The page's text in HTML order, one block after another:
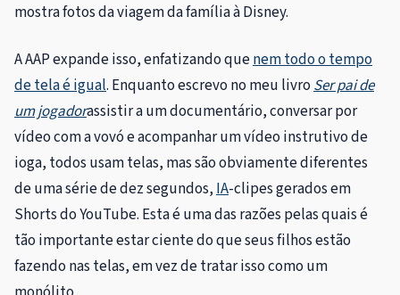
mostra fotos da viagem da família à Disney.
A AAP expande isso, enfatizando quenem todo o tempo
de tela é igual. Enquanto escrevo no meu livroSer pai de
um jogadorassistir a um documentário, conversar por
vídeo com a vovó e acompanhar um vídeo instrutivo de
ioga, todos usam telas, mas são obviamente diferentes
de uma série de dez segundos,IA-clipes gerados em
Shorts do YouTube. Esta é uma das razões pelas quais é
tão importante estar ciente do que seus filhos estão
fazendo nas telas, em vez de tratar isso como um